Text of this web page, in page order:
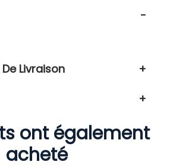
Livraison
ont également
acheté